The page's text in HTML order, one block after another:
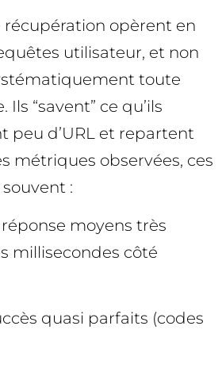
récupération opèrent en
utilisateur, et non
toute
“savent” ce qu’ils
peu d’URL et repartent
métriques observées, ces
:
moyens très
millisecondes côté
quasi parfaits (codes